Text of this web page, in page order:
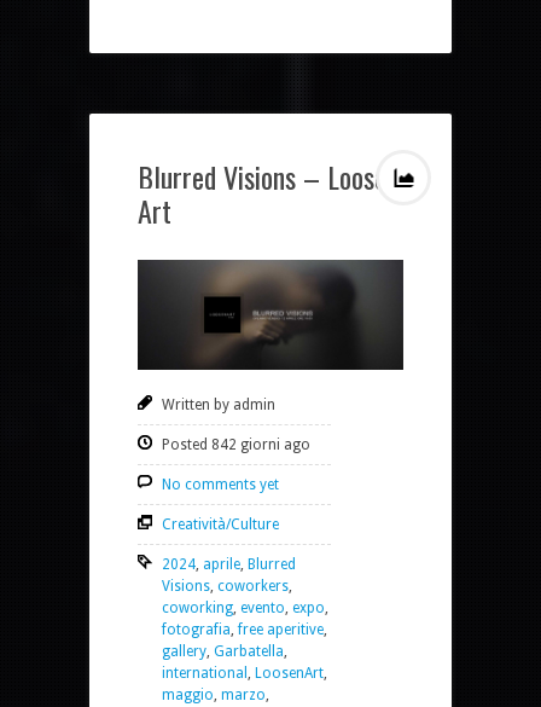
Blurred Visions – Loosen
Art
Written by admin
Posted 842 giorni ago
No comments yet
Creatività/Culture
2024, aprile, Blurred
Visions, coworkers,
coworking, evento, expo,
fotografia,free aperitive,
gallery, Garbatella,
international , LoosenArt,
maggio, marzo,